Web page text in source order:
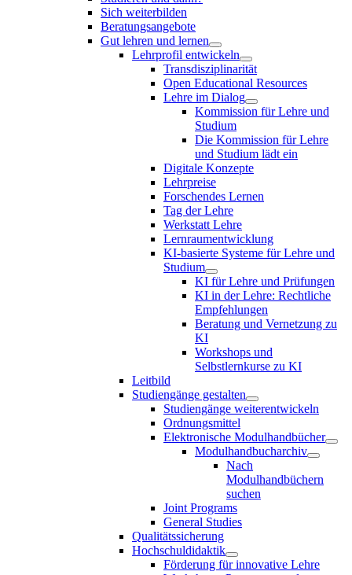
Sich weiterbilden
Beratungsangebote
Gut lehren und lernen
Lehrprofil entwickeln
Transdisziplinarität
Open Educational Resources
Lehre im Dialog
Kommission für Lehre und
Studium
Die Kommission für Lehre
und Studium lädt ein
Digitale Konzepte
Lehrpreise
Forschendes Lernen
Tag der Lehre
Werkstatt Lehre
Lernraumentwicklung
KI-basierte Systeme für Lehre und
Studium
KI für Lehre und Prüfungen
KI in der Lehre: Rechtliche
Empfehlungen
Beratung und Vernetzung zu
KI
Workshops und
Selbstlernkurse zu KI
Leitbild
Studiengänge gestalten
Studiengänge weiterentwickeln
Ordnungsmittel
Elektronische Modulhandbücher
Modulhandbucharchiv
Nach
Modulhandbüchern
suchen
Joint Programs
General Studies
Qualitätssicherung
Hochschuldidaktik
Förderung für innovative Lehre